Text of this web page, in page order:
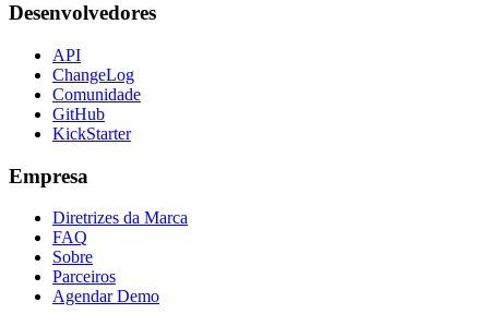
Desenvolvedores
API
ChangeLog
Comunidade
GitHub
KickStarter
Empresa
Diretrizes da Marca
FAQ
Sobre
Parceiros
Agendar Demo